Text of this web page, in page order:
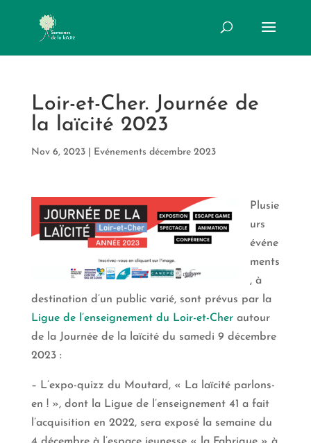
Loir-et-Cher. Journée de
la laïcité 2023
Nov 6, 2023| Evénements décembre 2023
Plusie
urs
événe
ments
, à
destination d’un public varié, sont prévus par la
Ligue de l’enseignement du Loir-et-Cherautour
de la Journée de la laïcité du samedi 9 décembre
2023 :
– L’expo-quizz du Moutard, « La laïcité parlons-
en ! », dont la Ligue de l’enseignement 41 a fait
l’acquisition en 2022, sera exposé la semaine du